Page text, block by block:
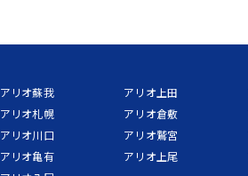
アリオ蘇我
アリオ札幌
アリオ川口
アリオ亀有
アリオ上田
アリオ倉敷
アリオ鷲宮
アリオ上尾